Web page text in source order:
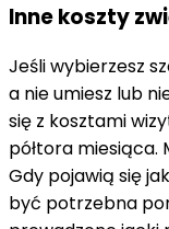
Inne koszty
Jeśli wybierzesz
a nie umiesz lub
się z kosztami
półtora miesiąca.
Gdy pojawią się
być potrzebna